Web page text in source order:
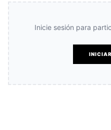
Inicie sesión para